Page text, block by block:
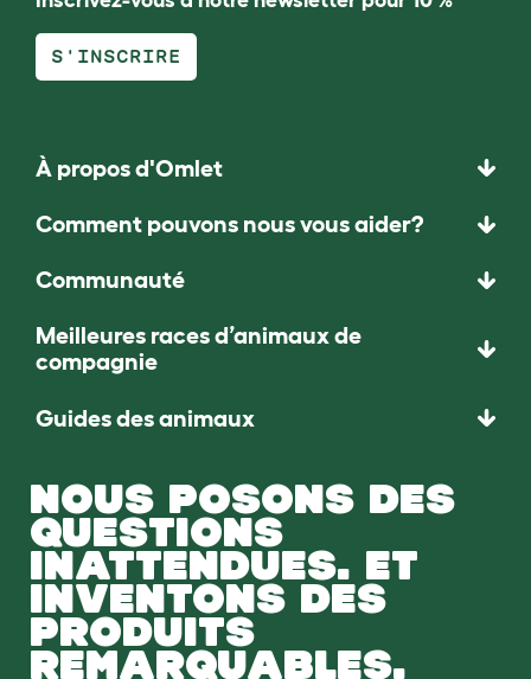
S'INSCRIRE
À propos d'Omlet
Comment pouvons nous vous aider?
Communauté
Meilleures races d’animaux de
compagnie
Guides des animaux
NOUS POSONS DES
QUESTIONS
INATTENDUES. ET
INVENTONS DES
PRODUITS
REMARQUABLES.